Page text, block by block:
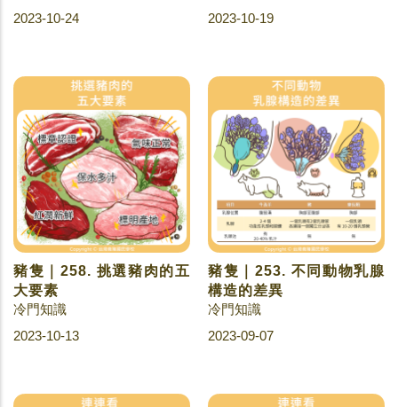
2023-10-24
2023-10-19
豬隻｜258. 挑選豬肉的五
大要素
冷門知識
2023-10-13
豬隻｜253. 不同動物乳腺
構造的差異
冷門知識
2023-09-07